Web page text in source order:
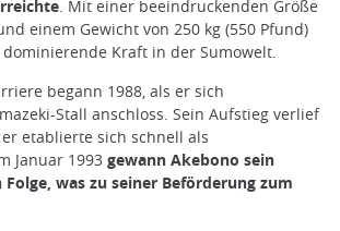
. Mit einer beeindruckenden Größe
einem Gewicht von 250 kg (550 Pfund)
Kraft in der Sumowelt.
begann 1988, als er sich
Stall anschloss. Sein Aufstieg verlief
etablierte sich schnell als
Januar 1993 gewann Akebono sein
was zu seiner Beförderung zum